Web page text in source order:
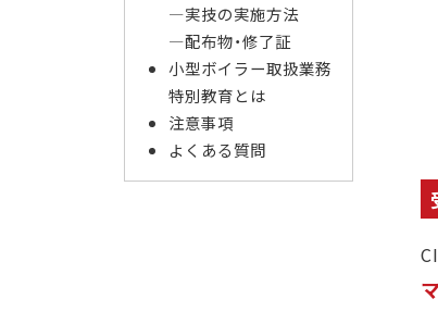
実技の実施方法
配布物・修了証
小型ボイラー取扱業務
特別教育とは
注意事項
よくある質問